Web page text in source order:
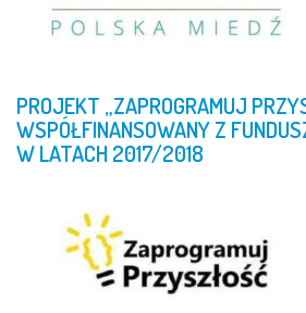
PROJEKT „ZAPROGRAMUJ
WSPÓŁFINANSOWANYZ
WLATACH2017/2018